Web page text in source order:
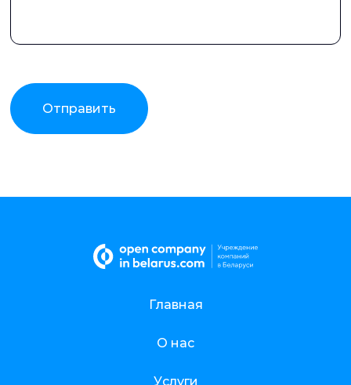
Отправить
Главная
О нас
Услуги